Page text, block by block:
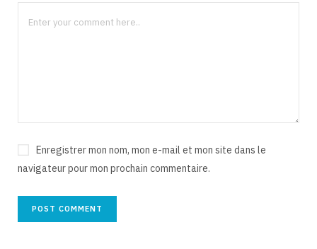
Enregistrer mon nom, mon e-mail et mon site dans le
navigateur pour mon prochain commentaire.